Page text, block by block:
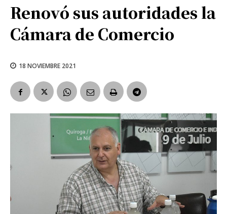
Renovó sus autoridades la
Cámara de Comercio
18 NOVIEMBRE 2021